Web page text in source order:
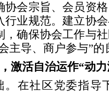
协会宗旨、会员资
行业规范。建立协
，确保协会工作与
主导、商户参与”的
激活自治运作“动
。在社区党委指导